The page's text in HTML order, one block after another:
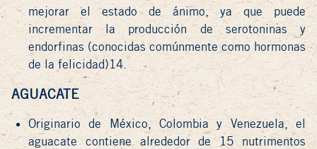
mejorar el estado de ánimo, ya que puede
incrementar la producción de serotoninas y
endorfinas (conocidas comúnmente como hormonas
de la felicidad)14.
AGUACATE
Originario de México, Colombia y Venezuela, el
aguacate contiene alrededor de 15 nutrimentos